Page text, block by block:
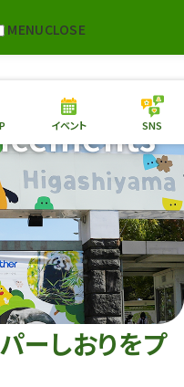
MENUCLOSE
本日の開園情報 チケ
園内MAP イベント
総合案内
動物園 植物園
再生プラン
東山動植物園
への支援
環境教育
イベント SNS
ーしおりをプ